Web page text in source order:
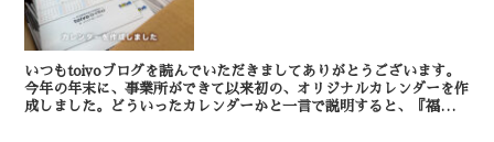
いつもtoivoブログを読んでいただきましてありがとうございます。
今年の年末に、事業所ができて以来初の、オリジナルカレンダーを作
成しました。どういったカレンダーかと一言で説明すると、『福祉事